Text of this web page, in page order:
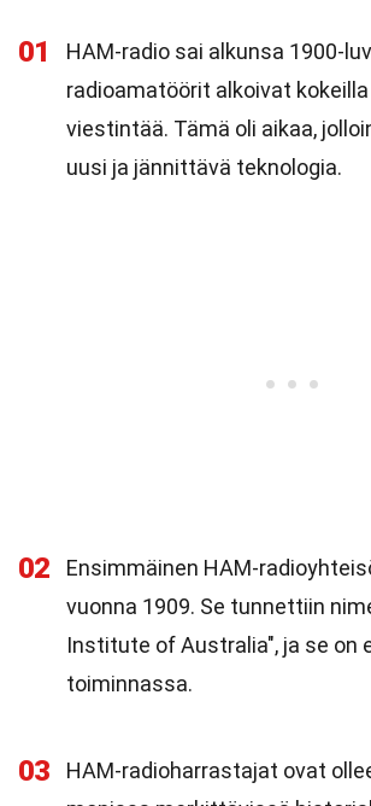
01
HAM-radio sai alkunsa 1900-
radioamatöörit alkoivat
viestintää. Tämä oli aikaa,
uusi ja jännittävä teknologia.
02
Ensimmäinen HAM-
vuonna 1909. Se tunnettiin
Institute of Australia", ja se on
toiminnassa.
03
HAM-radioharrastajat ovat